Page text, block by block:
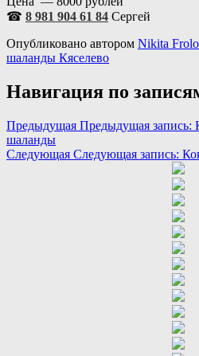
☎ 8 981 904 61 84 Сергей
Опубликовано автором Nikita
шаланды Кяселево
Навигация по
Предыдущая Предыдущая запись:
шаланды
Следующая Следующая запись: